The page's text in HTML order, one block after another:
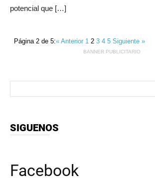
potencial que […]
Página 2 de 5:« Anterior 12 345Siguiente »
BANNER PUBLICITARIO
SIGUENOS
Facebook